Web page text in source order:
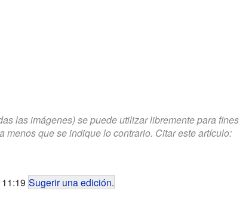
las imágenes) se puede utilizar libremente para fines
menos que se indique lo contrario. Citar este artículo:
Sugerir una edición.